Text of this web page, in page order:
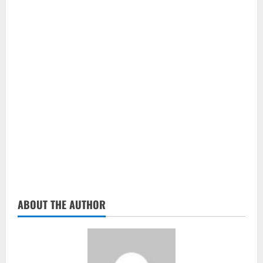
ABOUT THE AUTHOR